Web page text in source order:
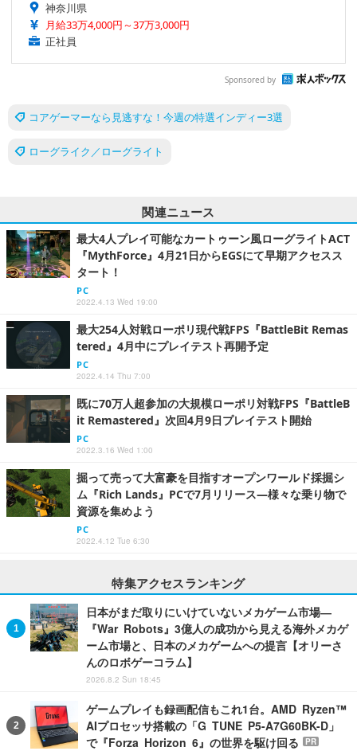
神奈川県
月給33万4,000円～37万3,000円
正社員
Sponsored by
コアゲーマーなら見逃すな！今週の特選インディー3選
ローグライク／ローグライト
関連ニュース
最大4人プレイ可能なカートゥーン風ローグライトACT
『MythForce』4月21日からEGSにて早期アクセスス
タート！
PC
2022.4.13 Wed 19:00
最大254人対戦ローポリ現代戦FPS『BattleBit Remas
tered』4月中にプレイテスト再開予定
PC
2022.4.14 Thu 7:00
既に70万人超参加の大規模ローポリ対戦FPS『BattleB
it Remastered』次回4月9日プレイテスト開始
PC
2022.3.16 Wed 1:00
掘って売って大富豪を目指すオープンワールド採掘シ
ム『Rich Lands』PCで7月リリース―様々な乗り物で
資源を集めよう
PC
2022.4.12 Tue 6:30
特集アクセスランキング
日本がまだ取りにいけていないメカゲーム市場―
『War Robots』3億人の成功から見える海外メカゲ
ーム市場と、日本のメカゲームへの提言【オリーさ
んのロボゲーコラム】
2026.8.2 Sun 18:45
ゲームプレイも録画配信もこれ1台。AMD Ryzen™
AIプロセッサ搭載の「G TUNE P5-A7G60BK-D」
で『Forza Horizon 6』の世界を駆け回る
PR